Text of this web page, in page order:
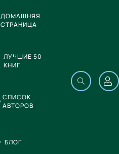
ДОМАШНЯЯ
СТРАНИЦА
ЛУЧШИЕ 50
КНИГ
СПИСОК
АВТОРОВ
БЛОГ